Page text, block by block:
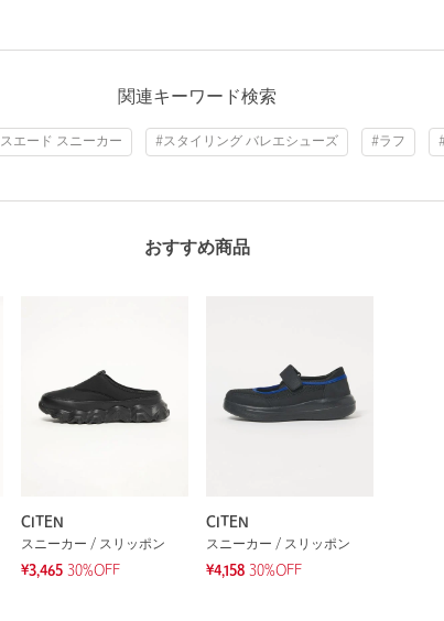
関連キーワード検索
エード スニーカー #スタイリング バレエシューズ #ラフ
おすすめ商品
CITEN
スニーカー / スリッポン
¥3,465 30%OFF
CITEN
スニーカー / スリッポン
¥4,158 30%OFF